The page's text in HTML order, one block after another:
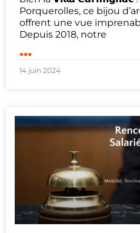
Porquerolles, ce bijou
offrent une vue
Depuis 2018, notre
...
14 juin 2024